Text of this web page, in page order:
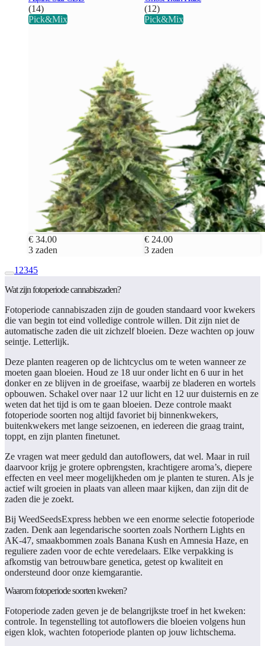
(14)
Pick&Mix
€ 34.00
3 zaden
(12)
Pick&Mix
€ 24.00
3 zaden
1 2345
Wat zijn fotoperiode cannabiszaden?
Fotoperiode cannabiszaden zijn de gouden standaard voor kwekers
die van begin tot eind volledige controle willen. Dit zijn niet de
automatische zaden die uit zichzelf bloeien. Deze wachten op jouw
seintje. Letterlijk.
Deze planten reageren op de lichtcyclus om te weten wanneer ze
moeten gaan bloeien. Houd ze 18 uur onder licht en 6 uur in het
donker en ze blijven in de groeifase, waarbij ze bladeren en wortels
opbouwen. Schakel over naar 12 uur licht en 12 uur duisternis en ze
weten dat het tijd is om te gaan bloeien. Deze controle maakt
fotoperiode soorten nog altijd favoriet bij binnenkwekers,
buitenkwekers met lange seizoenen, en iedereen die graag traint,
toppt, en zijn planten finetunet.
Ze vragen wat meer geduld dan autoflowers, dat wel. Maar in ruil
daarvoor krijg je grotere opbrengsten, krachtigere aroma’s, diepere
effecten en veel meer mogelijkheden om je planten te sturen. Als je
actief wilt groeien in plaats van alleen maar kijken, dan zijn dit de
zaden die je zoekt.
Bij WeedSeedsExpress hebben we een enorme selectie fotoperiode
zaden. Denk aan legendarische soorten zoals Northern Lights en
AK-47, smaakbommen zoals Banana Kush en Amnesia Haze, en
reguliere zaden voor de echte veredelaars. Elke verpakking is
afkomstig van betrouwbare genetica, getest op kwaliteit en
ondersteund door onze kiemgarantie.
Waarom fotoperiode soorten kweken?
Fotoperiode zaden geven je de belangrijkste troef in het kweken:
controle. In tegenstelling tot autoflowers die bloeien volgens hun
eigen klok, wachten fotoperiode planten op jouw lichtschema.